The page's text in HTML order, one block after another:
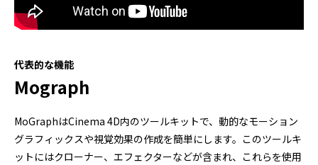
代表的な機能
Mograph
MoGraphはCinema 4D内のツールキットで、動的なモーション
グラフィックスや視覚効果の作成を簡単にします。このツールキ
ットにはクローナー、エフェクターなどが含まれ、これらを使用